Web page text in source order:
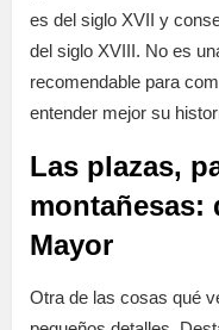
es del siglo XVII y
del siglo XVIII. No es
recomendable para
entender mejor su
Las plazas,
montañesas:
Mayor
Otra de las cosas qué